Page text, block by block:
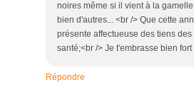
noires même si il vient à la
bien d'autres... <br /> Que cette
présente affectueuse des tiens
santé;<br /> Je t'embrasse bien fort
Répondre